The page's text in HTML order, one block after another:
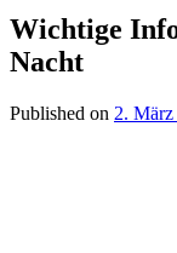
Wichtige
Nacht
Published on 2.